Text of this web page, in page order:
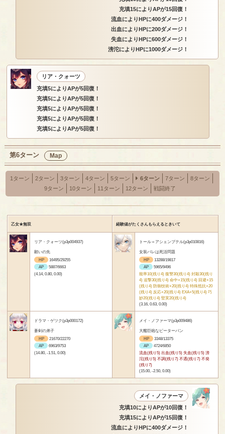
充填15によりAPが15回復！
流血によりHPに400ダメージ！
出血によりHPに200ダメージ！
失血によりHPに600ダメージ！
滂沱によりHPに1000ダメージ！
リア・クォーツ
充填5によりAPが5回復！
充填5によりAPが5回復！
充填5によりAPが5回復！
充填5によりAPが5回復！
充填5によりAPが5回復！
第6ターン Map
1ターン 2ターン 3ターン 4ターン 5ターン 6ターン 7ターン
8ターン
9ターン
10ターン 11ターン 12ターン 戦闘終了
乙女★無双 経験値がたくさんもらえるときいて
リア・クォーツ(p3p004937)
願いの先
HP
16495/29255
AP
5887/6663
(4.14, 0.80, 0.00)
トール＝アシェンプテル(p3p010816)
女装バレは死活問題
HP
13288/19817
AP
5965/9496
能率10(残り4) 復讐30(残り4) 封殺30(残り
4) 追撃30(残り4) 命中+15(残り4) 回避+15
(残り4) 防御技術+20(残り4) 特殊抵抗+20
(残り4) 反応+20(残り4) EXA+5(残り4) 巧
妙20(残り4) 堅実20(残り4)
(3.16, 0.63, 0.00)
ドラマ・ゲツク(p3p000172)
蒼剣の弟子
HP
21670/22270
AP
6963/9753
(14.80, -1.51, 0.00)
メイ・ノファーマ(p3p009486)
大艦巨砲なピーターパン
HP
3348/13375
AP
4724/6850
流血(残り5) 出血(残り5) 失血(残り5) 滂
沱(残り5) 不調(残り7) 不遇(残り7) 不発
(残り7)
(15.00, -2.50, 0.00)
メイ・ノファーマ
充填10によりAPが10回復！
充填15によりAPが15回復！
流血によりHPに400ダメージ！